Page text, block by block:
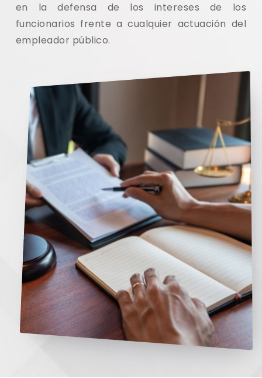
en la defensa de los intereses de los
funcionarios frente a cualquier actuación del
empleador público.